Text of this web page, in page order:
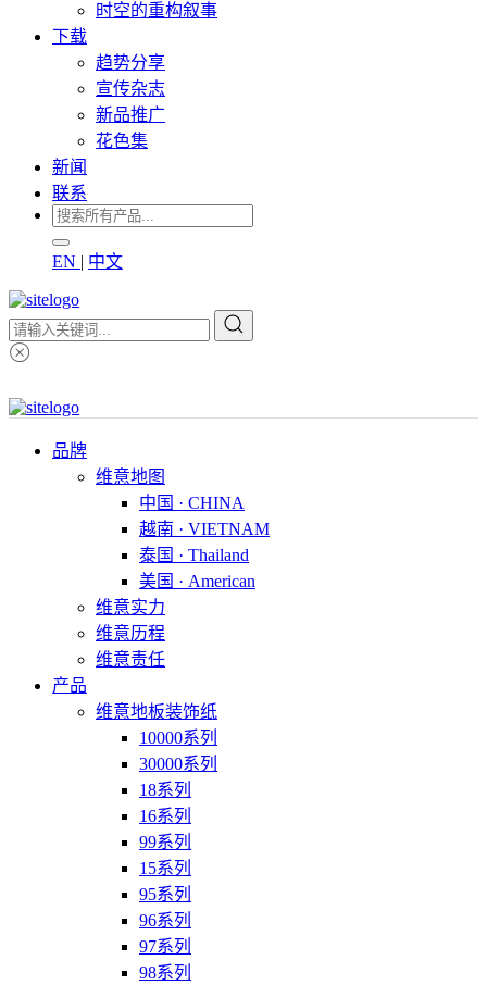
时空的重构叙事
下载
趋势分享
宣传杂志
新品推广
花色集
新闻
联系
EN | 中文
品牌
维意地图
中国 · CHINA
越南 · VIETNAM
泰国 · Thailand
美国 · American
维意实力
维意历程
维意责任
产品
维意地板装饰纸
10000系列
30000系列
18系列
16系列
99系列
15系列
95系列
96系列
97系列
98系列